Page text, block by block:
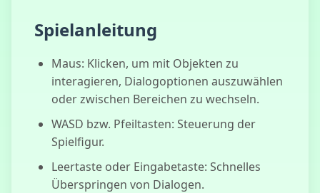
Spielanleitung
Maus: Klicken, um mit Objekten zu
interagieren, Dialogoptionen auszuwählen
oder zwischen Bereichen zu wechseln.
WASD bzw. Pfeiltasten: Steuerung der
Spielfigur.
Leertaste oder Eingabetaste: Schnelles
Überspringen von Dialogen.